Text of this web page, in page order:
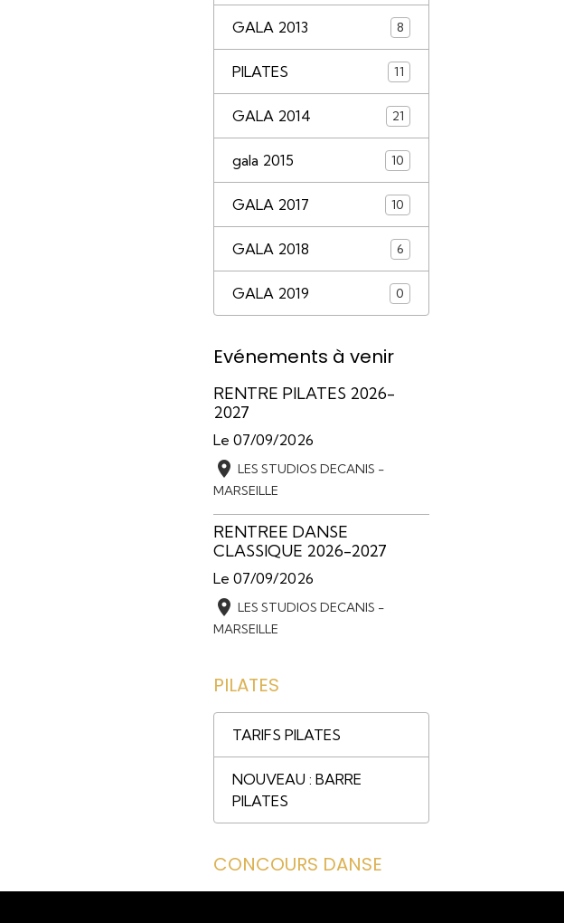
GALA 2013 8
PILATES 11
GALA 2014 21
gala 2015 10
GALA 2017 10
GALA 2018 6
GALA 2019 0
Evénements à venir
RENTRE PILATES 2026-
2027
Le 07/09/2026
LES STUDIOS DECANIS -
MARSEILLE
RENTREE DANSE
CLASSIQUE 2026-2027
Le 07/09/2026
LES STUDIOS DECANIS -
MARSEILLE
PILATES
TARIFS PILATES
NOUVEAU : BARRE
PILATES
CONCOURS DANSE